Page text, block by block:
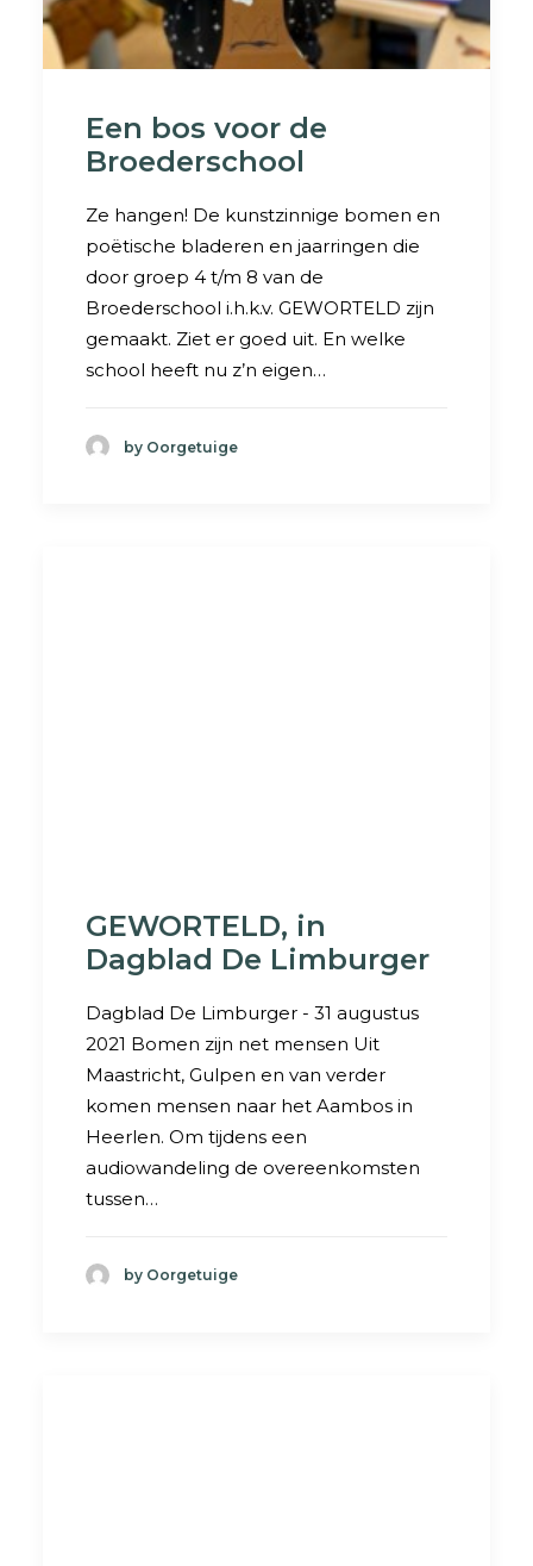
Een bos voor de
Broederschool
Ze hangen! De kunstzinnige bomen en
poëtische bladeren en jaarringen die
door groep 4 t/m 8 van de
Broederschool i.h.k.v. GEWORTELD zijn
gemaakt. Ziet er goed uit. En welke
school heeft nu z’n eigen…
by Oorgetuige
GEWORTELD, in
Dagblad De Limburger
Dagblad De Limburger - 31 augustus
2021 Bomen zijn net mensen Uit
Maastricht, Gulpen en van verder
komen mensen naar het Aambos in
Heerlen. Om tijdens een
audiowandeling de overeenkomsten
tussen…
by Oorgetuige